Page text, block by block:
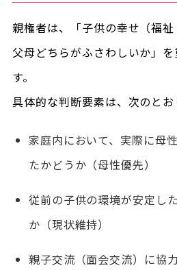
親権者は、「子供の幸せ（福祉
父母どちらがふさわしいか」
す。
具体的な判断要素は、次のとお
家庭内において、実際に母
たかどうか（母性優先）
従前の子供の環境が安定し
か（現状維持）
親子交流（面会交流）に協